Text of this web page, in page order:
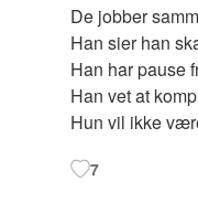
De jobber
Han sier han
Han har pause
Han vet at
Hun vil ikke
7